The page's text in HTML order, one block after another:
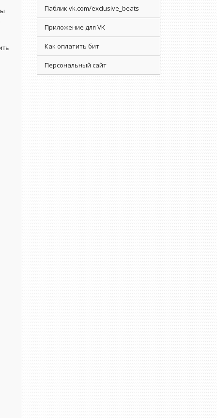
Паблик vk.com/exclusive_beats
Приложение для VK
Как оплатить бит
Персональный сайт